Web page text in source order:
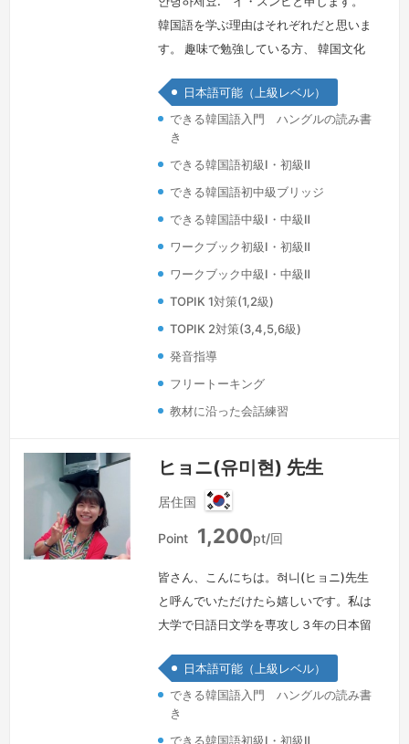
韓国語を学ぶ理由はそれぞれだと思いま
す。 趣味で勉強している方、 韓国文化
ている方、 職場で韓国語が必要な方 、
韓国旅行のため、など、 個人の必要な
ニーズに合わせて目標を達成することが
できるようにサポートしたいと思いま
す。これから韓国語を始めたい方も、勉
強中の方も、私が全力でサポートしま
す。皆さんのペースに合わせ、楽しい…
日本語可能（上級レベル）
できる韓国語入門 ハングルの読み書
き
できる韓国語初級Ⅰ・初級Ⅱ
できる韓国語初中級ブリッジ
できる韓国語中級Ⅰ・中級Ⅱ
ワークブック初級Ⅰ・初級Ⅱ
ワークブック中級Ⅰ・中級Ⅱ
TOPIK 1対策(1,2級)
TOPIK 2対策(3,4,5,6級)
発音指導
フリートーキング
教材に沿った会話練習
ヒョニ(유미현) 先生
居住国
韓
国
Point 1,200pt/回
皆さん、こんにちは。혀니(ヒョニ)先生
と呼んでいただけたら嬉しいです。私は
大学で日語日文学を専攻し３年の日本留
年間日本語を教えました。日本語も韓国
語も長年教えていたお陰で日本語と韓国
語の違いについてはよく理解しており、
日本語可能（上級レベル）
できる韓国語入門 ハングルの読み書
き
できる韓国語初級Ⅰ・初級Ⅱ